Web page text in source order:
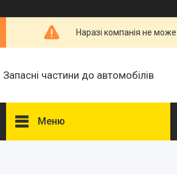
Наразі компанія не
Запасні частини до автомобілів
Меню